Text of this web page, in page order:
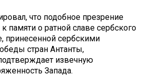
что подобное презрение
памяти о ратной славе сербского
принесенной сербскими
стран Антанты,
извечную
Запада.